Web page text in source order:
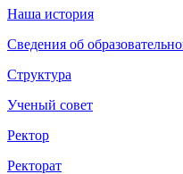
Наша история
Сведения об
Структура
Ученый совет
Ректор
Ректорат